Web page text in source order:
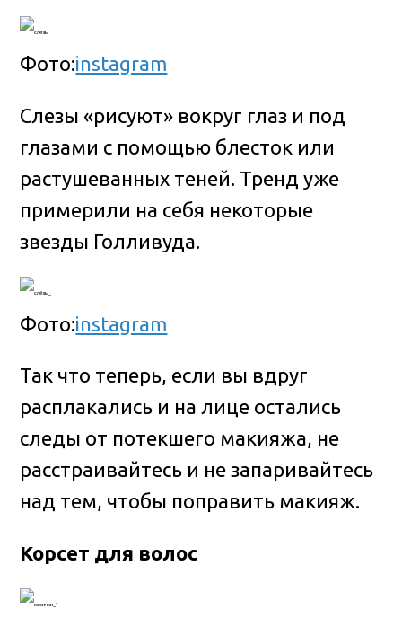
Фото:instagram
Слезы «рисуют» вокруг глаз и под
глазами с помощью блесток или
растушеванных теней. Тренд уже
примерили на себя некоторые
звезды Голливуда.
Фото:instagram
Так что теперь, если вы вдруг
расплакались и на лице остались
следы от потекшего макияжа, не
расстраивайтесь и не запаривайтесь
над тем, чтобы поправить макияж.
Корсет для волос